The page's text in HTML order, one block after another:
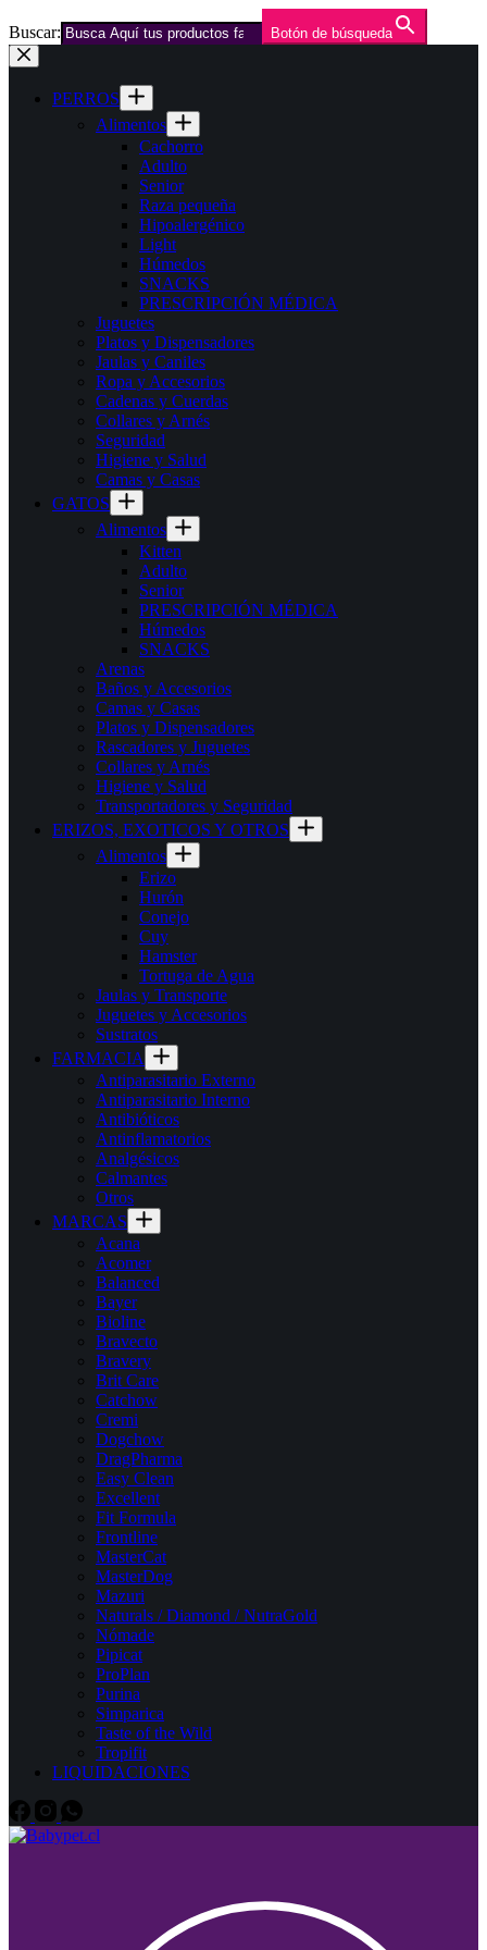
Buscar: Botón de búsqueda
Saltar
al
contenidoPERROS
Alimentos
Cachorro
Adulto
Senior
Raza pequeña
Hipoalergénico
Light
Húmedos
SNACKS
PRESCRIPCIÓN MÉDICA
Juguetes
Platos y Dispensadores
Jaulas y Caniles
Ropa y Accesorios
Cadenas y Cuerdas
Collares y Arnés
Seguridad
Higiene y Salud
Camas y Casas
GATOS
Alimentos
Kitten
Adulto
Senior
PRESCRIPCIÓN MÉDICA
Húmedos
SNACKS
Arenas
Baños y Accesorios
Camas y Casas
Platos y Dispensadores
Rascadores y Juguetes
Collares y Arnés
Higiene y Salud
Transportadores y Seguridad
ERIZOS, EXOTICOS Y OTROS
Alimentos
Erizo
Hurón
Conejo
Cuy
Hamster
Tortuga de Agua
Jaulas y Transporte
Juguetes y Accesorios
Sustratos
FARMACIA
Antiparasitario Externo
Antiparasitario Interno
Antibióticos
Antinflamatorios
Analgésicos
Calmantes
Otros
MARCAS
Acana
Acomer
Balanced
Bayer
Bioline
Bravecto
Bravery
Brit Care
Catchow
Cremi
Dogchow
DragPharma
Easy Clean
Excellent
Fit Formula
Frontline
MasterCat
MasterDog
Mazuri
Naturals / Diamond / NutraGold
Nómade
Pipicat
ProPlan
Purina
Simparica
Taste of the Wild
Tropifit
LIQUIDACIONES